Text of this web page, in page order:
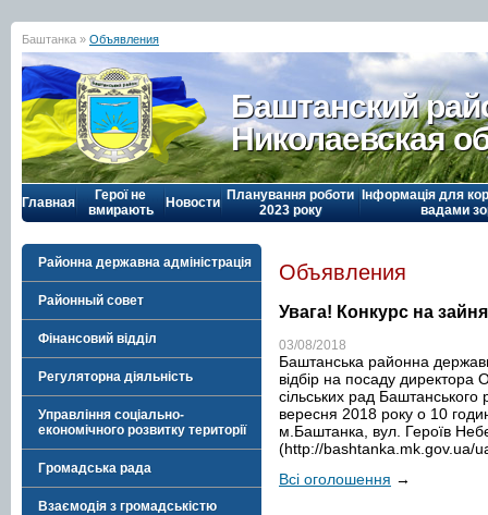
Баштанка » Объявления
Баштанский
Николаевская
Главная
Герої не
вмирають
Новости Планування роботи
2023 року
Інформація для
вадами
Районна державна адміністрація
Районный совет
Фінансовий відділ
Регуляторна діяльність
Управління соціально-
економічного розвитку території
Громадська рада
Взаємодія з громадськістю
Объявления
Увага! Конкурс на
03/08/2018
Баштанська районна
відбір на посаду директора
сільських рад Баштанського
вересня 2018 року о 10
м.Баштанка, вул. Героїв
(http://bashtanka.mk.gov.ua/
Всі оголошення →